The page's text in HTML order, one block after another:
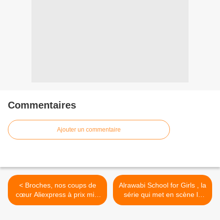
Commentaires
Ajouter un commentaire
< Broches, nos coups de
cœur Aliexpress à prix mini
!
Alrawabi School for Girls , la
série qui met en scène le
harcèlement scolaire qui